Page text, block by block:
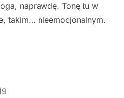
naprawdę. Tonę tu w
takim… nieemocjonalnym.